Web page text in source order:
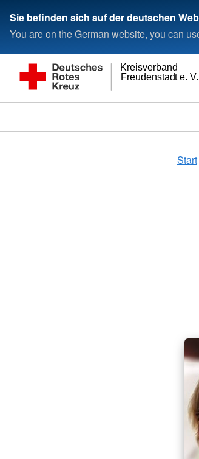
Sie befinden sich auf der deutschen
You are on the German website, you can
Freudenstadt e. V.
Kreisverband
Start